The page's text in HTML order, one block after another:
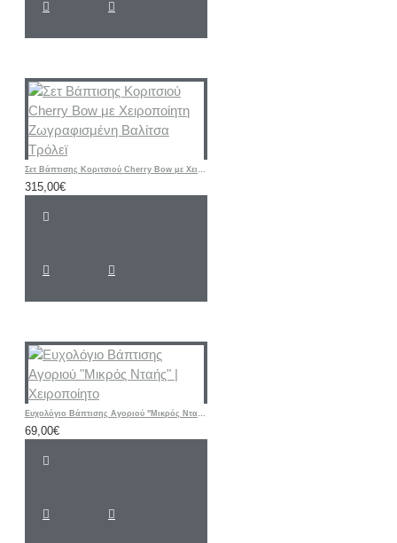
Σετ Βάπτισης Κοριτσιού Cherry Bow με Χειροποίητη Ζωγραφισμένη Βαλίτσα Τρόλεϊ
315,00€
Ευχολόγιο Βάπτισης Αγοριού "Μικρός Νταής" | Χειροποίητο
69,00€